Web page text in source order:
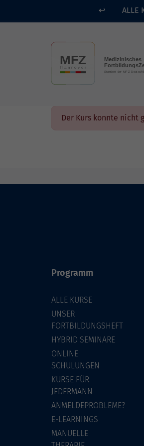
Skip to main content
↩ ALLE
Der Kurs konnte nicht
Programm
ALLE KURSE
UNSER
FORTBILDUNGSHEFT
HYBRID SEMINARE
ONLINE
SCHULUNGEN
KURSE FÜR
JEDERMANN
ANMELDEPROBLEME?
E-LEARNINGS
MANUELLE